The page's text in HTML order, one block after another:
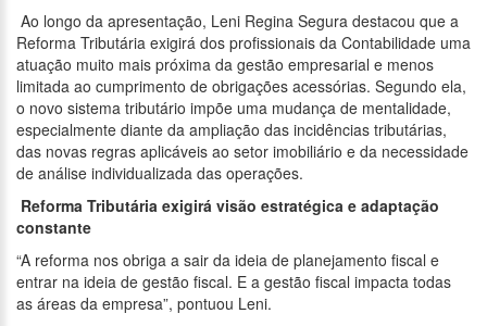
Ao longo da apresentação, Leni Regina Segura destacou que a
Reforma Tributária exigirá dos profissionais da Contabilidade uma
atuação muito mais próxima da gestão empresarial e menos
limitada ao cumprimento de obrigações acessórias. Segundo ela,
o novo sistema tributário impõe uma mudança de mentalidade,
especialmente diante da ampliação das incidências tributárias,
das novas regras aplicáveis ao setor imobiliário e da necessidade
de análise individualizada das operações.
Reforma Tributária exigirá visão estratégica e adaptação
constante
“A reforma nos obriga a sair da ideia de planejamento fiscal e
entrar na ideia de gestão fiscal. E a gestão fiscal impacta todas
as áreas da empresa”, pontuou Leni.